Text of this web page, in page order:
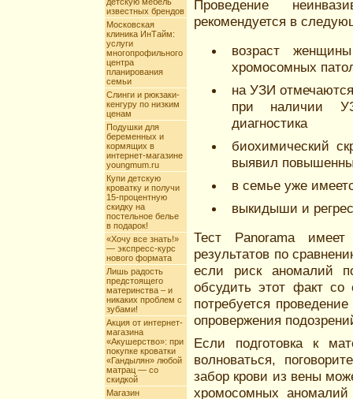
известных брендов
Московская
клиника ИнТайм:
услуги
многопрофильного
центра
планирования
семьи
Слинги и рюкзаки-
кенгуру по низким
ценам
Подушки для
беременных и
кормящих в
интернет-магазине
youngmum.ru
Купи детскую
кроватку и получи
15-процентную
скидку на
постельное белье
в подарок!
«Хочу все знать!»
— экспресс-курс
нового формата
Лишь радость
предстоящего
материнства – и
никаких проблем с
зубами!
Акция от интернет-
магазина
«Акушерство»: при
покупке кроватки
«Гандылян» любой
матрац — со
скидкой
Магазин
Проведение
рекомендуется в
возраст
хромосомных
на УЗИ
при наличии
диагностика
биохимический
выявил
в семье уже
выкидыши и
Тест Panorama
результатов по
если риск аномалий
обсудить этот факт
потребуется
опровержения
Если подготовка к
волноваться,
забор крови из вены
хромосомных